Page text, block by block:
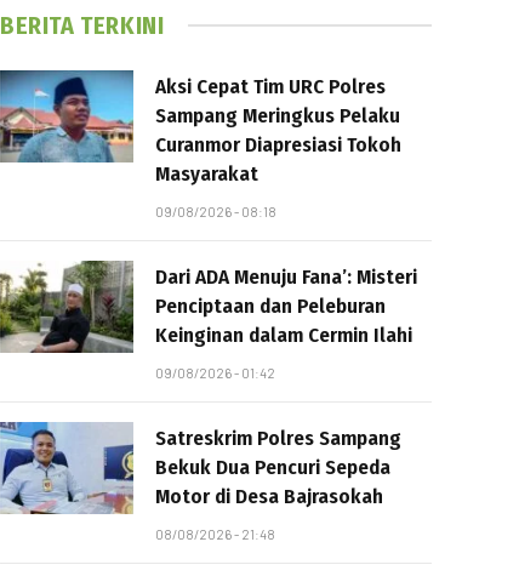
BERITA TERKINI
Aksi Cepat Tim URC Polres
Sampang Meringkus Pelaku
Curanmor Diapresiasi Tokoh
Masyarakat
09/08/2026 - 08:18
Dari ADA Menuju Fana’: Misteri
Penciptaan dan Peleburan
Keinginan dalam Cermin Ilahi
09/08/2026 - 01:42
Satreskrim Polres Sampang
Bekuk Dua Pencuri Sepeda
Motor di Desa Bajrasokah
08/08/2026 - 21:48